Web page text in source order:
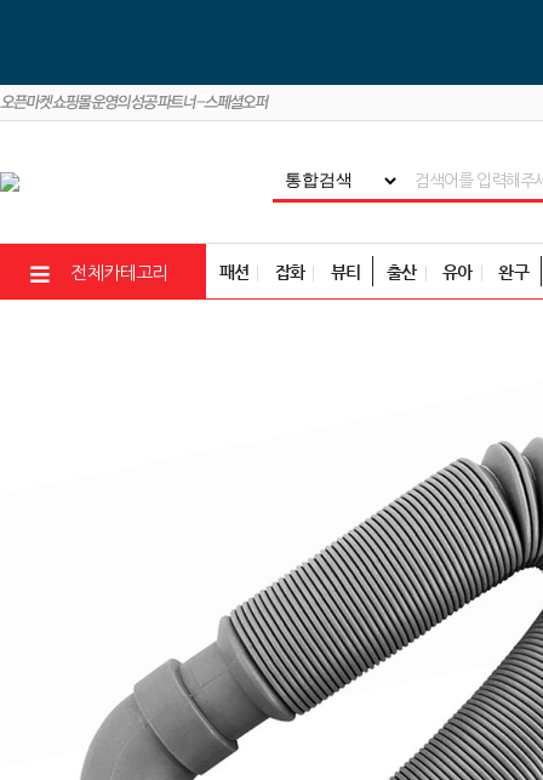
전체카테고리 패션 잡화 뷰티 출산 유아 완구